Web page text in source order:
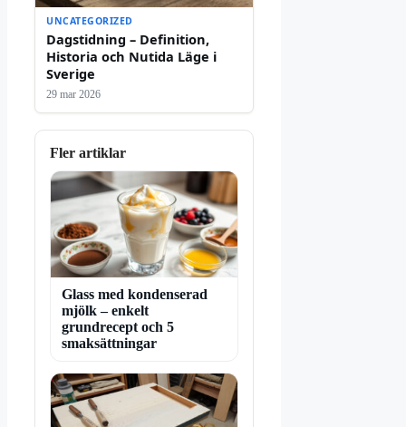
UNCATEGORIZED
Dagstidning – Definition,
Historia och Nutida Läge i
Sverige
29 mar 2026
Fler artiklar
Glass med kondenserad
mjölk – enkelt
grundrecept och 5
smaksättningar